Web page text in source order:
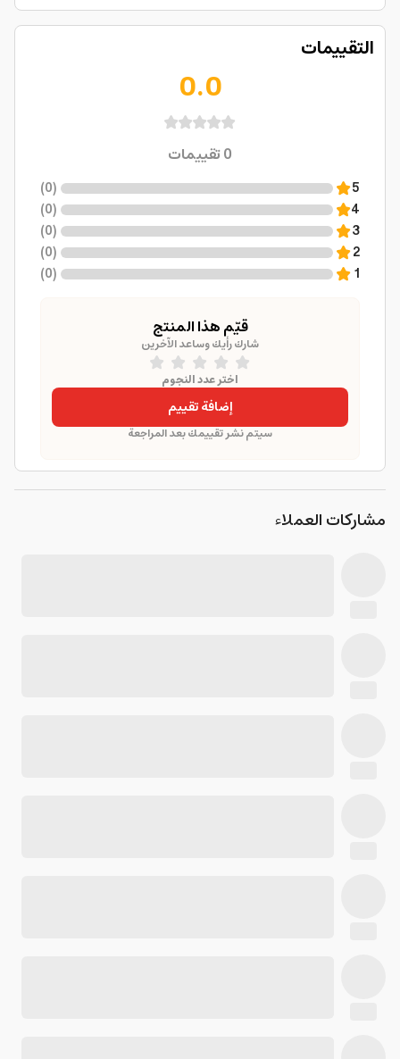
التقييمات
0.0
0تقييمات
5
(
0
)
4
(
0
)
3
(
0
)
2
(
0
)
1
(
0
)
قيّم هذا المنتج
شارك رأيك وساعد الآخرين
اختر عدد النجوم
إضافة تقييم
سيتم نشر تقييمك بعد المراجعة
مشاركات العملاء